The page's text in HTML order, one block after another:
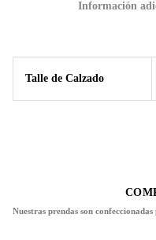
Información
Talle de Calzado
Nuestras prendas son